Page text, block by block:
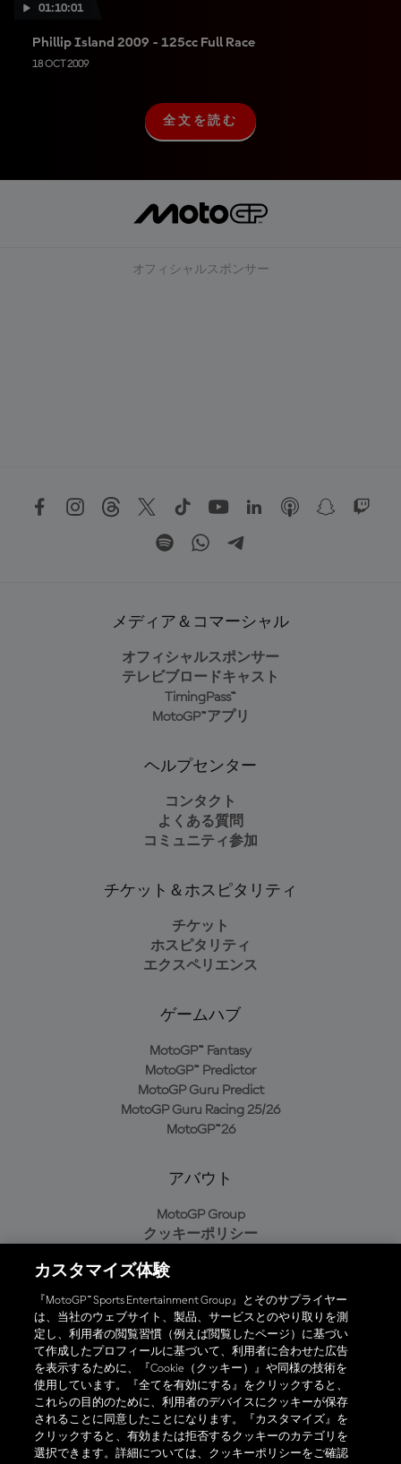
01:10:01
Phillip Island 2009 - 125cc Full Race
18 OCT 2009
全
文
全文を読む
オフィシャルスポンサー
メディア＆コマーシャル
オフィシャルスポンサー
テレビブロードキャスト
TimingPass™
MotoGP™アプリ
ヘルプセンター
コンタクト
よくある質問
コミュニティ参加
チケット＆ホスピタリティ
チケット
ホスピタリティ
エクスペリエンス
ゲームハブ
MotoGP™ Fantasy
MotoGP™ Predictor
MotoGP Guru Predict
MotoGP Guru Racing 25/26
MotoGP™26
アバウト
MotoGP Group
クッキーポリシー
プライバシーポリシー
購入ポリシー
オフィシャルアプリ
© 2026 MotoGP Sports Entertainment Group. 全著作権所有。全ての
カスタマイズ体験
『MotoGP™ Sports Entertainment Group』とそのサプライヤー
は、当社のウェブサイト、製品、サービスとのやり取りを測
定し、利用者の閲覧習慣（例えば閲覧したページ）に基づい
て作成したプロフィールに基づいて、利用者に合わせた広告
を表示するために、『Cookie（クッキー）』や同様の技術を
使用しています。『全てを有効にする』をクリックすると、
これらの目的のために、利用者のデバイスにクッキーが保存
されることに同意したことになります。『カスタマイズ』を
クリックすると、有効または拒否するクッキーのカテゴリを
選択できます。詳細については、クッキーポリシーをご確認